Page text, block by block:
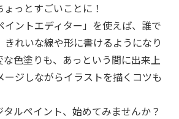
っとすごいことに！
イントエディター」を使えば、誰で
きれいな線や形に書けるようになり
な色塗りも、あっという間に出来上
ジしながらイラストを描くコツも
タルペイント、始めてみませんか？